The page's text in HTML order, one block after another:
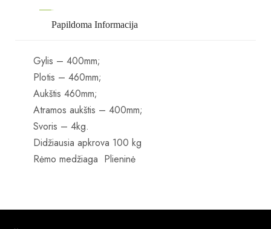
Papildoma Informacija
Gylis – 400mm;
Plotis – 460mm;
Aukštis 460mm;
Atramos aukštis – 400mm;
Svoris – 4kg.
Didžiausia apkrova 100 kg
Rėmo medžiaga Plieninė